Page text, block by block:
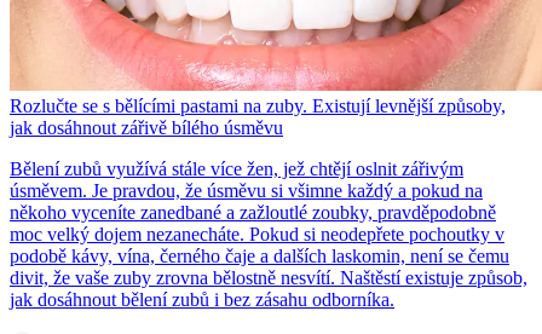
Rozlučte se s bělícími pastami na zuby. Existují levnější způsoby,
jak dosáhnout zářivě bílého úsměvu
Bělení zubů využívá stále více žen, jež chtějí oslnit zářivým
úsměvem. Je pravdou, že úsměvu si všimne každý a pokud na
někoho vyceníte zanedbané a zažloutlé zoubky, pravděpodobně
moc velký dojem nezanecháte. Pokud si neodepřete pochoutky v
podobě kávy, vína, černého čaje a dalších laskomin, není se čemu
divit, že vaše zuby zrovna bělostně nesvítí. Naštěstí existuje způsob,
jak dosáhnout bělení zubů i bez zásahu odborníka.